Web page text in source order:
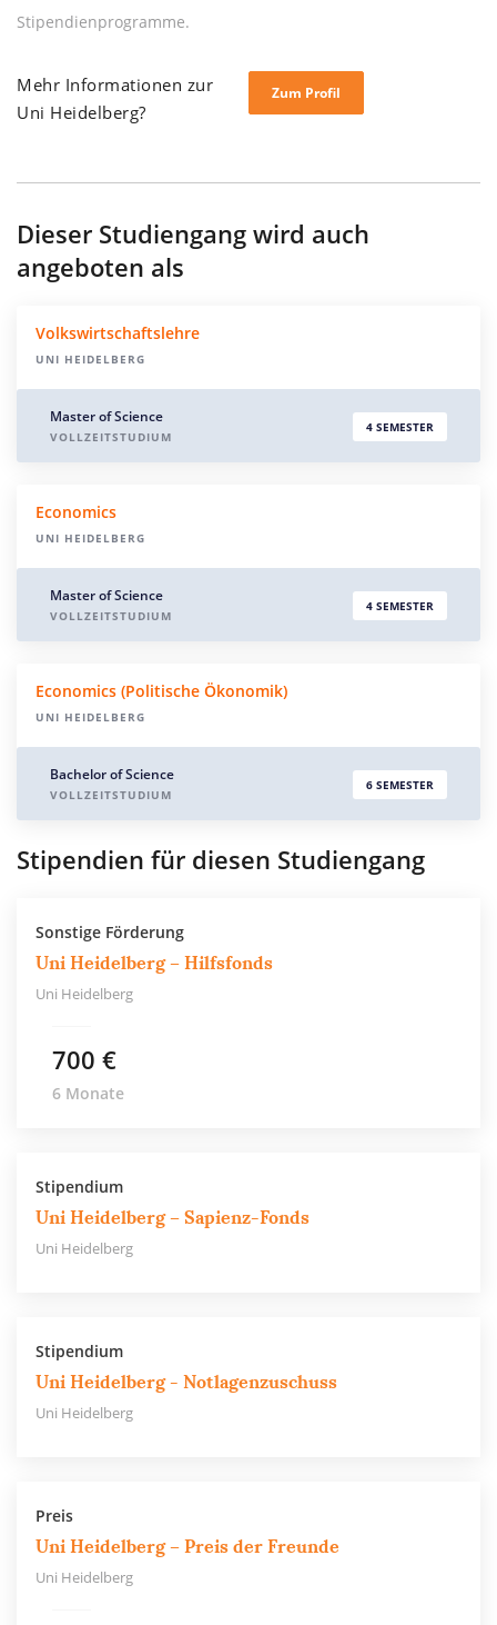
Stipendienprogramme.
Mehr Informationen zur
Uni Heidelberg?
Zum Profil
Dieser Studiengang wird auch
angeboten als
Volkswirtschaftslehre
UNI HEIDELBERG
Master of Science
VOLLZEITSTUDIUM
4 SEMESTER
Economics
UNI HEIDELBERG
Master of Science
VOLLZEITSTUDIUM
4 SEMESTER
Economics (Politische Ökonomik)
UNI HEIDELBERG
Bachelor of Science
VOLLZEITSTUDIUM
6 SEMESTER
Stipendien für diesen Studiengang
Sonstige Förderung
Uni Heidelberg – Hilfsfonds
Uni Heidelberg
700 €
6 Monate
Stipendium
Uni Heidelberg – Sapienz-Fonds
Uni Heidelberg
Stipendium
Uni Heidelberg - Notlagenzuschuss
Uni Heidelberg
Preis
Uni Heidelberg – Preis der Freunde
Uni Heidelberg